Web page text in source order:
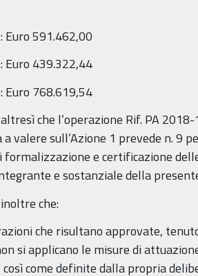
Euro 591.462,00
Euro 439.322,44
Euro 768.619,54
che l’operazione Rif. PA
valere sull’Azione 1 prevede n. 9
e certificazione
e sostanziale della
che:
che risultano approvate,
si applicano le misure di
come definite dalla propria